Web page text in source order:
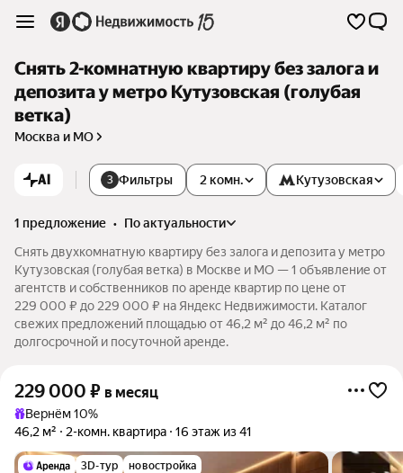
Снять 2-комнатную квартиру без залога и
депозита у метро Кутузовская (голубая
ветка)
Москва и МО
AI 3 Фильтры 2 комн. Кутузовская
1 предложение •
по актуальности
Снять двухкомнатную квартиру без залога и депозита у метро
Кутузовская (голубая ветка) в Москве и МО — 1 объявление от
агентств и собственников по аренде квартир по цене от
229 000 ₽ до 229 000 ₽ на Яндекс Недвижимости. Каталог
свежих предложений площадью от 46,2 м² до 46,2 м² по
долгосрочной и посуточной аренде.
229 000 ₽ в месяц
Вернём 10%
46,2 м²
2-комн. квартира 16 этаж из 41
3D-тур новостройка